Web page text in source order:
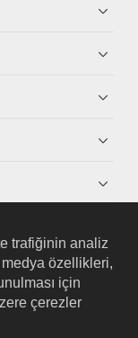
trafiğinin analiz
özellikleri,
için
çerezler